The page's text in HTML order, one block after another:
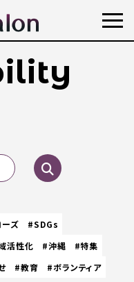
ズ
#SDGs
活性化 #沖縄
#特集
#教育
#ボランティア